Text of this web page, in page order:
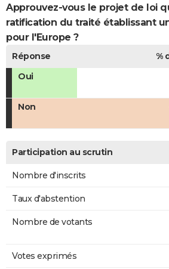
Bricolage
Lifestyle
Culture
Sport
Auto
Television
Voyage
Cinema
Approuvez-vous le projet de loi
ratification du traité établissant
pour l'Europe ?
Réponse %
Oui
Non
Participation au scrutin
Nombre d'inscrits
Taux d'abstention
Nombre de votants
Votes exprimés